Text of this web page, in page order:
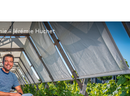
- Jérémie Huchet